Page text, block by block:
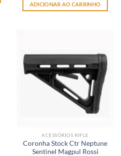
ADICIONAR AO CARRINHO
ACESSÓRIOS RIFLE
Coronha Stock Ctr Neptune
Sentinel Magpul Rossi